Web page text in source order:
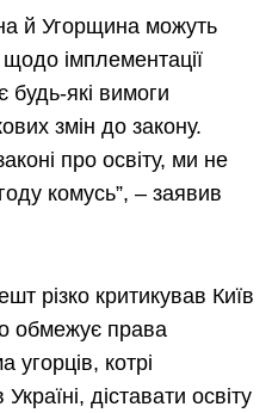
й Угорщина можуть
імплементації
будь-які вимоги
змін до закону.
про освіту, ми не
комусь”, – заявив
різко критикував Київ
обмежує права
угорців, котрі
діставати освіту